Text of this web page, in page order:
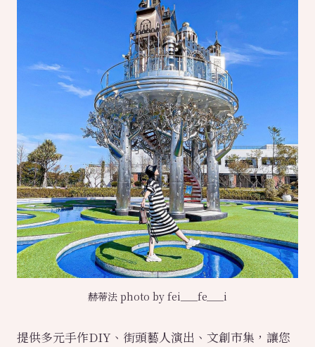
赫蒂法 photo by fei___fe___i
提供多元手作DIY、街頭藝人演出、文創市集，讓您